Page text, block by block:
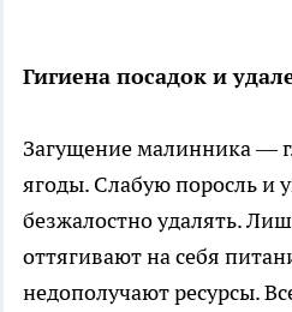
Гигиена посадок и
Загущение малинника —
ягоды. Слабую поросль и
безжалостно удалять.
оттягивают на себя
недополучают ресурсы.